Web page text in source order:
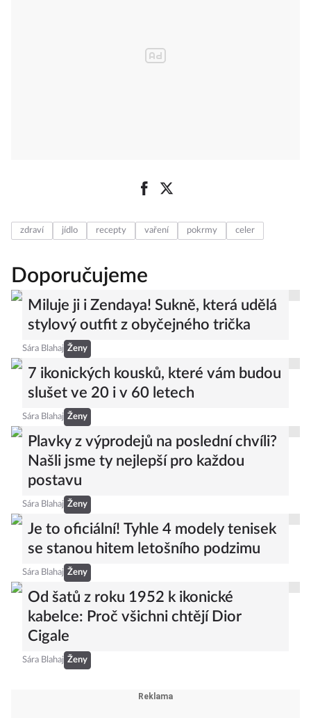
zdraví jídlo recepty vaření pokrmy celer
Doporučujeme
Miluje ji i Zendaya! Sukně, která udělá
stylový outfit z obyčejného trička
Sára Blahaj Ženy
7 ikonických kousků, které vám budou
slušet ve 20 i v 60 letech
Sára Blahaj Ženy
Plavky z výprodejů na poslední chvíli?
Našli jsme ty nejlepší pro každou
postavu
Sára Blahaj Ženy
Je to oficiální! Tyhle 4 modely tenisek
se stanou hitem letošního podzimu
Sára Blahaj Ženy
Od šatů z roku 1952 k ikonické
kabelce: Proč všichni chtějí Dior
Cigale
Sára Blahaj Ženy